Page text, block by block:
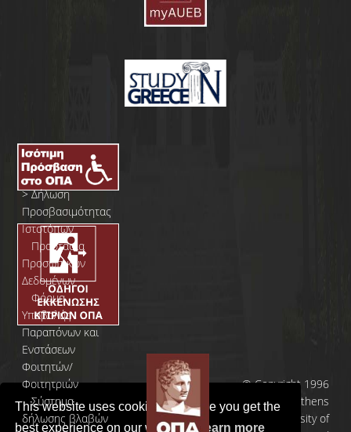
This website uses cookies to ensure you get the
best experience on our website.Learn more
>Δήλωση
Προσβασιμότητας
Ιστοτόπων
Προστασία
Προσωπικών
Δεδομένων
Φόρμα
Yποβολής
Παραπόνων και
Ενστάσεων
Φοιτητών/
Φοιτητριών
>Σύστημα
δήλωσης βλαβών
© Copyright 1996
- 2026 | Athens
University of